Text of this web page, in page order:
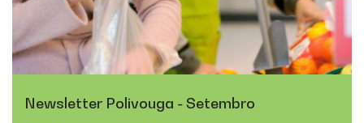
Newsletter Polivouga - Setembro